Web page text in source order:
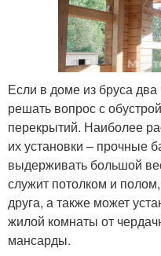
Если в доме из бруса
решать вопрос с
перекрытий. Наиболее
их установки – прочные
выдерживать большой
служит потолком и
друга, а также может
жилой комнаты от
мансарды.